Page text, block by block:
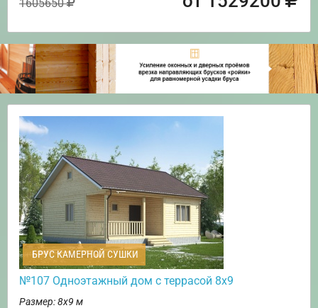
1605650
БРУС КАМЕРНОЙ СУШКИ
№107 Одноэтажный дом с террасой 8х9
Размер: 8х9 м